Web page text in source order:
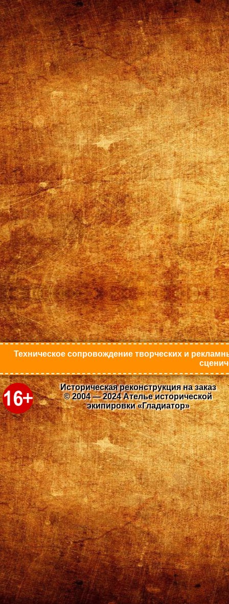
Техническое сопровождение творческих и
Историческая реконструкция на заказ
© 2004 — 2024 Ателье исторической
экипировки «Гладиатор»